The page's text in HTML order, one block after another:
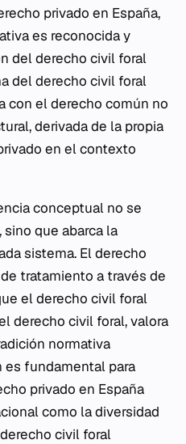
privado en España,
es reconocida y
del derecho civil foral
del derecho civil foral
con el derecho común no
derivada de la propia
en el contexto
conceptual no se
que abarca la
sistema. El derecho
tratamiento a través de
el derecho civil foral
derecho civil foral, valora
normativa
es fundamental para
privado en España
como la diversidad
civil foral